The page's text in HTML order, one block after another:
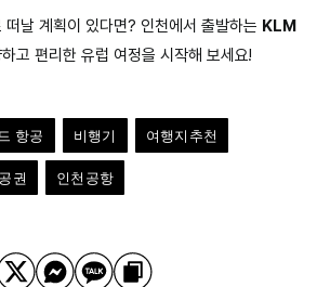
날 계획이 있다면? 인천에서 출발하는 KLM
고 편리한 유럽 여정을 시작해 보세요!
항공 비행기 여행지추천
권 인천공항